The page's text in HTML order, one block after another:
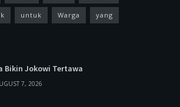
untuk Warga yang
Bikin Jokowi Tertawa
7, 2026